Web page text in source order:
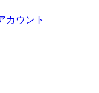
カウント